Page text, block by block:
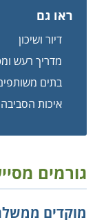
ראו גם
דיור ושיכון
מדריך רעש
בתים
איכות הסביבה
גורמים
מוקדים